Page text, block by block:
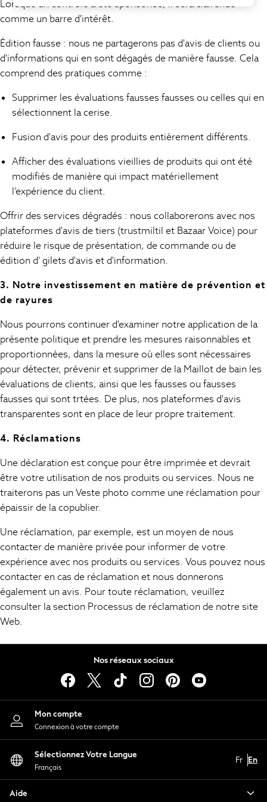
Boys Holiday Shop
All Swimwear
Sun Hats & Caps
Polo Shirts
Rash Vests
Shirts
Shorts
Sunglasses
Swimshorts
Tops & T-Shirts
Girls Holiday Shop
Beach Dresses & Kaftans
Dresses
Sun Hats & Caps
Jumpsuits & Playsuits
Sandals & Sliders
Shorts
Sunglasses
Sunsafe Swimwear
Tops & T-Shirts
Baby Holiday Shop
Baby Travel Accessories
All Accessories
Beach Bags
Beach Towels
Crocs
Havaianas
Pour Moi
Rayban
GIRLS
New In
New in from Next
New In
Trending: Top & Short Sets
Trending: Clogs
116 - 134cm
T-Shirts
Shorts & Skirts
Coats & Jackets
Sweatshirts & Hoodies
Lorsque un contrôle a été sponsorisé, il sera clairendé
comme un barre d'intérêt.
Édition fausse : nous ne partagerons pas d'avis de clients ou
d'informations qui en sont dégagés de manière fausse. Cela
comprend des pratiques comme :
Supprimer les évaluations fausses fausses ou celles qui en
sélectionnent la cerise.
Fusion d'avis pour des produits entièrement différents.
Afficher des évaluations vieillies de produits qui ont été
modifiés de manière qui impact matériellement
l’expérience du client.
Offrir des services dégradés : nous collaborerons avec nos
plateformes d'avis de tiers (trustmiltil et Bazaar Voice) pour
réduire le risque de présentation, de commande ou de
édition d' gilets d'avis et d'information.
3. Notre investissement en matière de prévention et
de rayures
Nous pourrons continuer d'examiner notre application de la
présente politique et prendre les mesures raisonnables et
proportionnées, dans la mesure où elles sont nécessaires
pour détecter, prévenir et supprimer de la Maillot de bain les
évaluations de clients, ainsi que les fausses ou fausses
fausses qui sont trtées. De plus, nos plateformes d'avis
transparentes sont en place de leur propre traitement.
4. Réclamations
Une déclaration est conçue pour être imprimée et devrait
être votre utilisation de nos produits ou services. Nous ne
traiterons pas un Veste photo comme une réclamation pour
épaissir de la copublier.
Une réclamation, par exemple, est un moyen de nous
contacter de manière privée pour informer de votre
expérience avec nos produits ou services. Vous pouvez nous
contacter en cas de réclamation et nous donnerons
également un avis. Pour toute réclamation, veuillez
consulter la section Processus de réclamation de notre site
Web.
Nos réseaux sociaux
Mon compte
Connexion à votre compte
Sélectionnez Votre Langue
Français
Fr En
Aide